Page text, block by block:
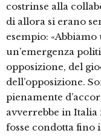
costrinse alla
di allora si erano
esempio:
un’emergenza
opposizione, del
dell’opposizione.
pienamente
avverrebbe in Italia
fosse condotta fino